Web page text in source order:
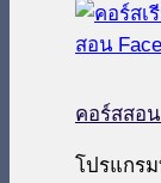
คอร์สสอน
โปรแกร